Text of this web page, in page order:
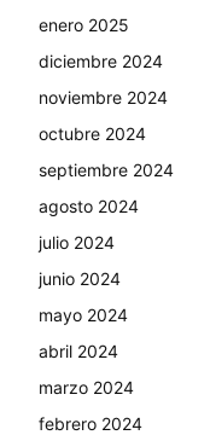
enero 2025
diciembre 2024
noviembre 2024
octubre 2024
septiembre 2024
agosto 2024
julio 2024
junio 2024
mayo 2024
abril 2024
marzo 2024
febrero 2024